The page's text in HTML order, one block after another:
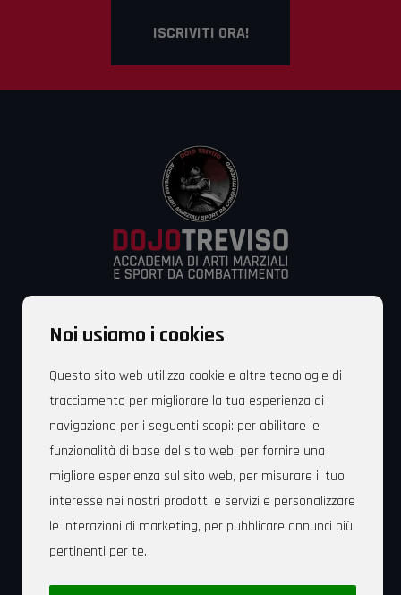
Noi usiamo i cookies
Questo sito web utilizza cookie e altre tecnologie di
tracciamento per migliorare la tua esperienza di
navigazione per i seguenti scopi: per abilitare le
funzionalità di base del sito web, per fornire una
migliore esperienza sul sito web, per misurare il tuo
interesse nei nostri prodotti e servizi e personalizzare
le interazioni di marketing, per pubblicare annunci più
pertinenti per te.
ISCRIVITI ORA!
Via Fonderia, 83 – 31100 Treviso – Italia
Cell. +39 349 829 6053
Mail: dojotreviso@gmail.com
Sede Legale: Dojo Treviso Associazione Polisportiva
Dilettantistica Via Fonderia, 83 – 31100 Treviso – C.F.